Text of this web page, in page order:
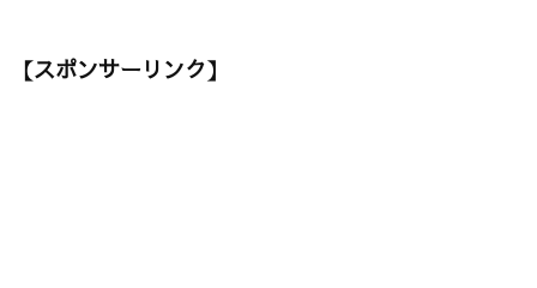
【スポンサーリンク】